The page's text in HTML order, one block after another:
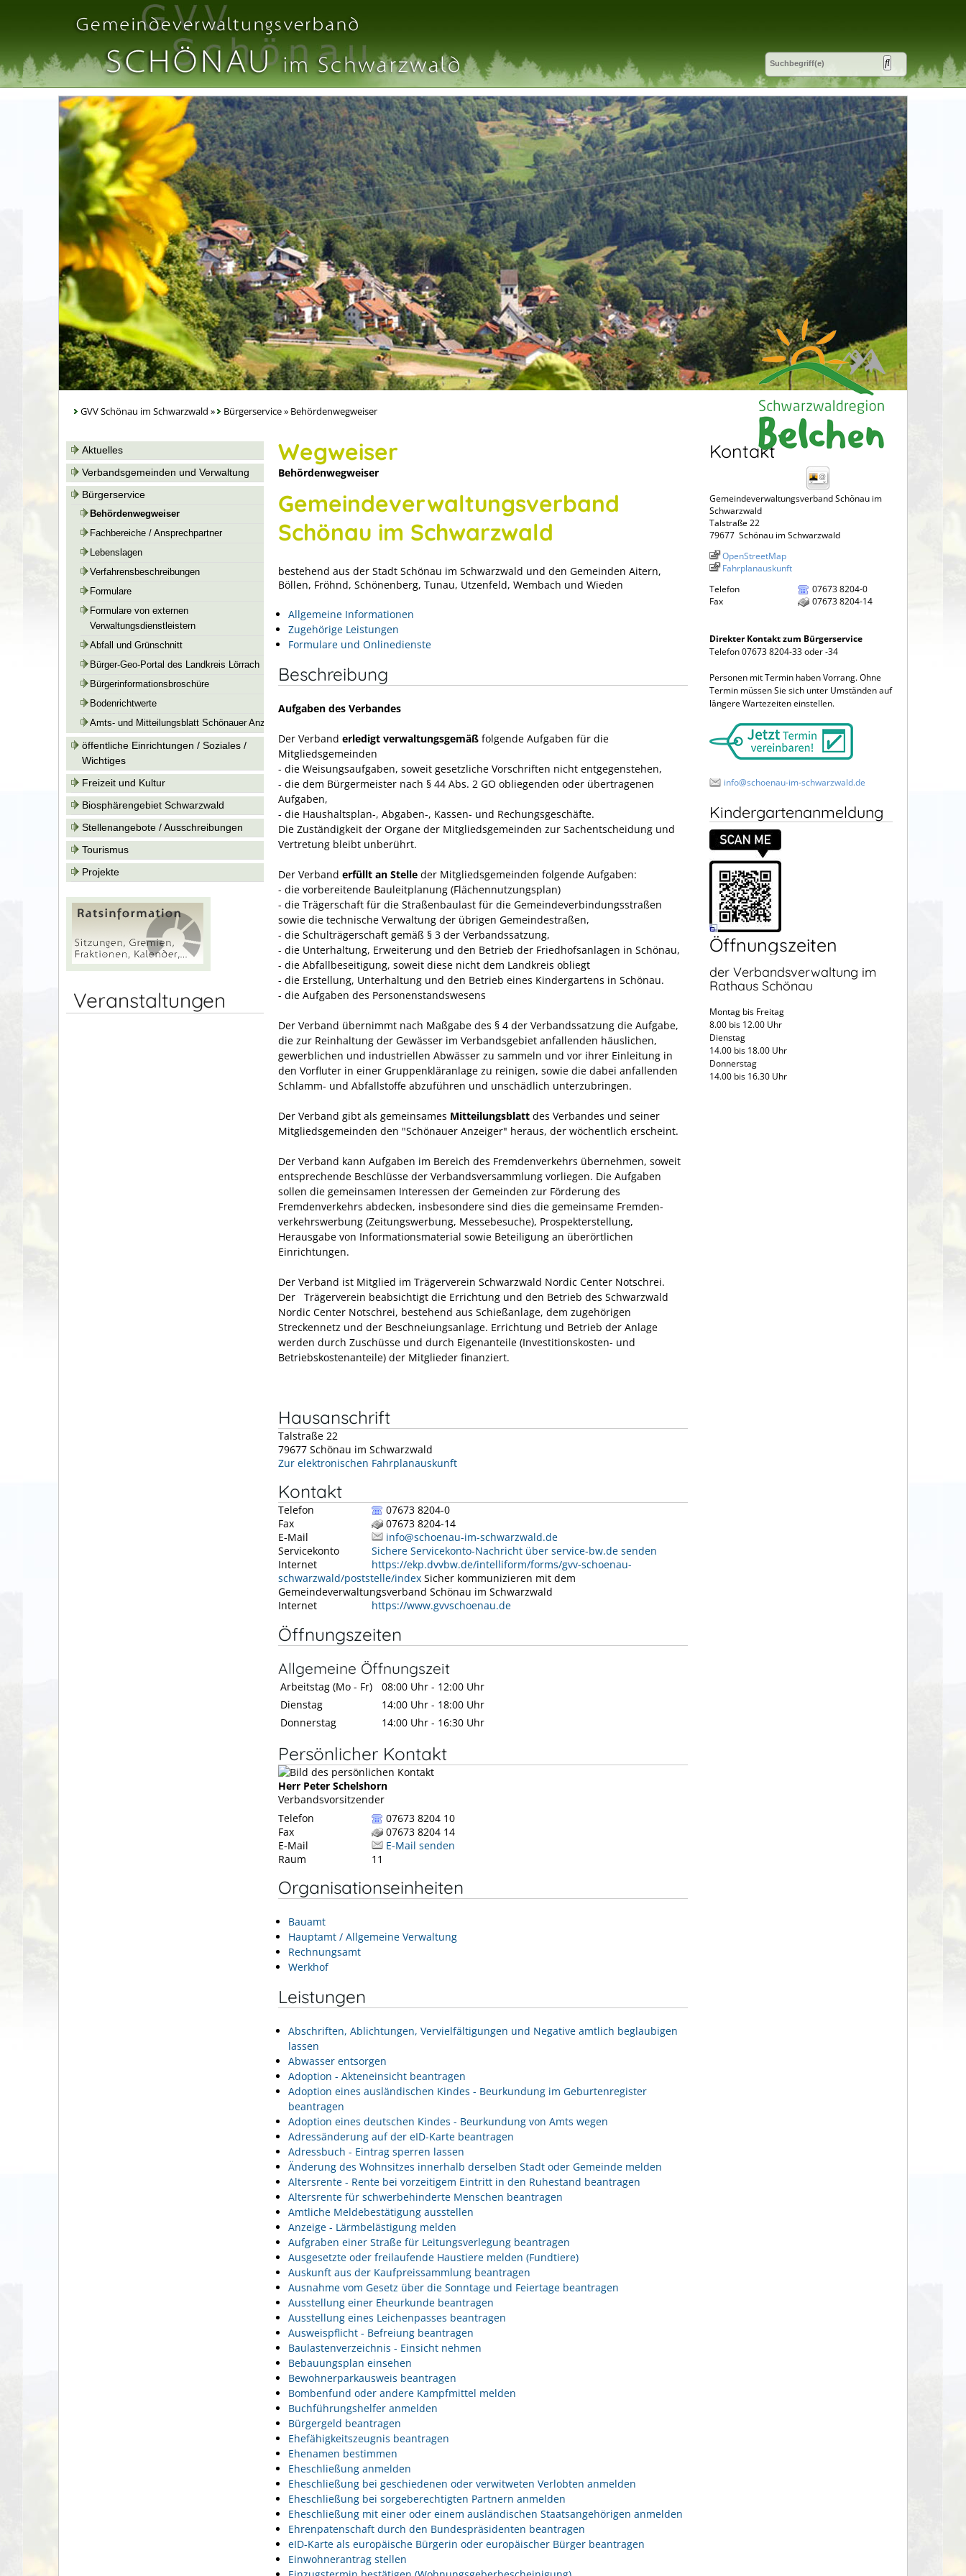
GVV Schönau im Schwarzwald » Bürgerservice» Behördenwegweiser
Aktuelles
Verbandsgemeinden und Verwaltung
Bürgerservice
Behördenwegweiser
Fachbereiche / Ansprechpartner
Lebenslagen
Verfahrensbeschreibungen
Formulare
Formulare von externen
Verwaltungsdienstleistern
Abfall und Grünschnitt
Bürger-Geo-Portal des Landkreis Lörrach
Bürgerinformationsbroschüre
Bodenrichtwerte
Amts- und Mitteilungsblatt Schönauer Anzeiger
öffentliche Einrichtungen / Soziales /
Wichtiges
Freizeit und Kultur
Biosphärengebiet Schwarzwald
Stellenangebote / Ausschreibungen
Tourismus
Projekte
Veranstaltungen
Wegweiser
Behördenwegweiser
Gemeindeverwaltungsverband
Schönau im Schwarzwald
bestehend aus der Stadt Schönau im Schwarzwald und den Gemeinden Aitern,
Böllen, Fröhnd, Schönenberg, Tunau, Utzenfeld, Wembach und Wieden
Allgemeine Informationen
Zugehörige Leistungen
Formulare und Onlinedienste
Beschreibung
Aufgaben des Verbandes
Der Verband erledigt verwaltungsgemäß folgende Aufgaben für die
Mitgliedsgemeinden
- die Weisungsaufgaben, soweit gesetzliche Vorschriften nicht entgegenstehen,
- die dem Bürgermeister nach § 44 Abs. 2 GO obliegenden oder übertragenen
Aufgaben,
- die Haushaltsplan-, Abgaben-, Kassen- und Rechungs­geschäfte.
Die Zuständigkeit der Organe der Mitgliedsgemeinden zur Sachent­scheidung und
Vertretung bleibt unberührt.
Der Verband erfüllt an Stelle der Mitgliedsgemeinden folgende Aufgaben:
- die vorbereitende Bauleitplanung (Flächennutzungsplan)
- die Trägerschaft für die Straßenbaulast für die Gemeindeverbindungsstraßen
sowie die technische Verwaltung der übrigen Gemeindestraßen,
- die Schulträgerschaft gemäß § 3 der Verbandssatzung,
- die Unterhaltung, Erweiterung und den Betrieb der Friedhofsanlagen in Schönau,
- die Abfallbeseitigung, soweit diese nicht dem Land­kreis obliegt
- die Erstellung, Unterhaltung und den Betrieb eines Kindergartens in Schönau.
- die Aufgaben des Personenstandswesens
Der Verband übernimmt nach Maßgabe des § 4 der Verbandssatzung die Aufgabe,
die zur Reinhaltung der Gewässer im Verbandsgebiet anfallenden häuslichen,
gewerblichen und industriellen Abwässer zu sammeln und vor ihrer Einleitung in
den Vorfluter in einer Gruppenkläranlage zu reinigen, sowie die dabei anfallenden
Schlamm- und Abfallstoffe abzuführen und unschädlich unterzubringen.
Der Verband gibt als gemeinsames Mitteilungsblatt des Verbandes und seiner
Mitgliedsgemeinden den "Schönauer Anzeiger" heraus, der wöchentlich erscheint.
Der Verband kann Aufgaben im Bereich des Fremdenverkehrs übernehmen, soweit
entsprechende Beschlüsse der Verbands­versammlung vorliegen. Die Aufgaben
sollen die gemeinsamen Interessen der Gemeinden zur Förderung des
Fremdenverkehrs abdecken, insbesondere sind dies die gemeinsame Fremden­
verkehrswerbung (Zeitungswerbung, Messebesuche), Prospekter­stellung,
Herausgabe von Informationsmaterial sowie Betei­ligung an überörtlichen
Einrichtungen.
Der Verband ist Mitglied im Trägerverein Schwarzwald Nordic Center Notschrei.
Der Trägerverein beabsichtigt die Errichtung und den Betrieb des Schwarzwald
Nordic Center Notschrei, bestehend aus Schießanlage, dem zugehörigen
Streckennetz und der Beschneiungsanlage. Errichtung und Betrieb der Anlage
werden durch Zuschüsse und durch Eigenanteile (Investitionskosten- und
Betriebskostenanteile) der Mitglieder finanziert.
Hausanschrift
Talstraße 22
79677 Schönau im Schwarzwald
Zur elektronischen Fahrplanauskunft
Kontakt
Telefon
07673 8204-0
Fax
07673 8204-14
E-Mail
info@schoenau-im-schwarzwald.de
Servicekonto
Sichere Servicekonto-Nachricht über service-bw.de senden
Internet
https://ekp.dvvbw.de/intelliform/forms/gvv-schoenau-
schwarzwald/poststelle/index Sicher kommunizieren mit dem
Gemeindeverwaltungsverband Schönau im Schwarzwald
Internet
https://www.gvvschoenau.de
Öffnungszeiten
Allgemeine Öffnungszeit
Arbeitstag (Mo - Fr) 08:00 Uhr - 12:00 Uhr
Dienstag
14:00 Uhr - 18:00 Uhr
Donnerstag
14:00 Uhr - 16:30 Uhr
Persönlicher Kontakt
Herr Peter Schelshorn
Verbandsvorsitzender
Telefon
07673 8204 10
Fax
07673 8204 14
E-Mail
E-Mail senden
Raum
11
Organisationseinheiten
Bauamt
Hauptamt / Allgemeine Verwaltung
Rechnungsamt
Werkhof
Leistungen
Abschriften, Ablichtungen, Vervielfältigungen und Negative amtlich beglaubigen
lassen
Abwasser entsorgen
Adoption - Akteneinsicht beantragen
Adoption eines ausländischen Kindes - Beurkundung im Geburtenregister
beantragen
Adoption eines deutschen Kindes - Beurkundung von Amts wegen
Adressänderung auf der eID-Karte beantragen
Adressbuch - Eintrag sperren lassen
Änderung des Wohnsitzes innerhalb derselben Stadt oder Gemeinde melden
Altersrente - Rente bei vorzeitigem Eintritt in den Ruhestand beantragen
Altersrente für schwerbehinderte Menschen beantragen
Amtliche Meldebestätigung ausstellen
Anzeige - Lärmbelästigung melden
Aufgraben einer Straße für Leitungsverlegung beantragen
Ausgesetzte oder freilaufende Haustiere melden (Fundtiere)
Auskunft aus der Kaufpreissammlung beantragen
Ausnahme vom Gesetz über die Sonntage und Feiertage beantragen
Ausstellung einer Eheurkunde beantragen
Ausstellung eines Leichenpasses beantragen
Ausweispflicht - Befreiung beantragen
Baulastenverzeichnis - Einsicht nehmen
Bebauungsplan einsehen
Bewohnerparkausweis beantragen
Bombenfund oder andere Kampfmittel melden
Buchführungshelfer anmelden
Bürgergeld beantragen
Ehefähigkeitszeugnis beantragen
Ehenamen bestimmen
Eheschließung anmelden
Eheschließung bei geschiedenen oder verwitweten Verlobten anmelden
Eheschließung bei sorgeberechtigten Partnern anmelden
Eheschließung mit einer oder einem ausländischen Staatsangehörigen anmelden
Ehrenpatenschaft durch den Bundespräsidenten beantragen
eID-Karte als europäische Bürgerin oder europäischer Bürger beantragen
Einwohnerantrag stellen
Kontakt
Gemeindeverwaltungsverband Schönau im
Schwarzwald
Talstraße 22
79677 Schönau im Schwarzwald
OpenStreetMap
Fahrplanauskunft
Telefon
07673 8204-0
Fax
07673 8204-14
Direkter Kontakt zum Bürgerservice
Telefon 07673 8204-33 oder -34
Personen mit Termin haben Vorrang. Ohne
Termin müssen Sie sich unter Umständen auf
längere Wartezeiten einstellen.
info@schoenau-im-schwarzwald.de
Kindergartenanmeldung
Öffnungszeiten
der Verbandsverwaltung im
Rathaus Schönau
Montag bis Freitag
8.00 bis 12.00 Uhr
Dienstag
14.00 bis 18.00 Uhr
Donnerstag
14.00 bis 16.30 Uhr